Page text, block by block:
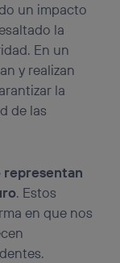
un impacto
la
En un
y realizan
la
de las
representan
. Estos
en que nos